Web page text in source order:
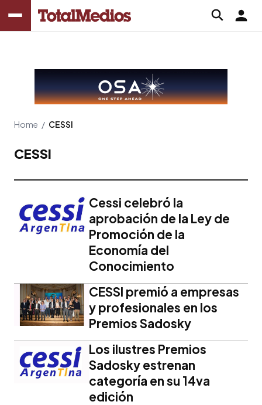
Home / CESSI
CESSI
Cessi celebró la
aprobación de la Ley de
Promoción de la
Economía del
Conocimiento
CESSI premió a empresas
y profesionales en los
Premios Sadosky
Los ilustres Premios
Sadosky estrenan
categoría en su 14va
edición